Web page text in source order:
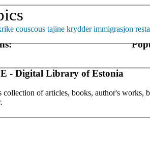
couscous tajine krydder immigrasjon
- Digital Library of Estonia
collection of articles, books, author's